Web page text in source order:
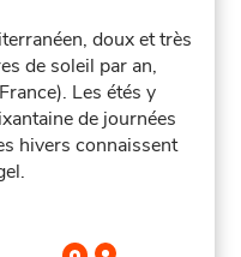
doux et très
de soleil par an,
Les étés y
de journées
hivers connaissent